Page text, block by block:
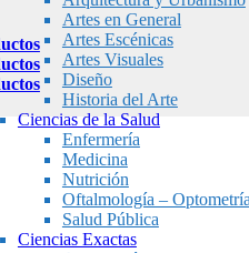
Artes en General
Artes Escénicas
Artes Visuales
Diseño
Historia del Arte
Ciencias de la Salud
Enfermería
Medicina
Nutrición
Oftalmología – Optometría
Salud Pública
Ciencias Exactas